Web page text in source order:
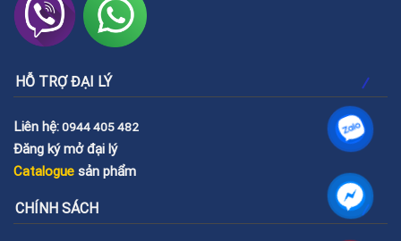
HỖ TRỢ ĐẠI LÝ
Liên hệ:0944 405 482
Đăng ký mở đại lý
Catalogue sản phẩm
CHÍNH SÁCH